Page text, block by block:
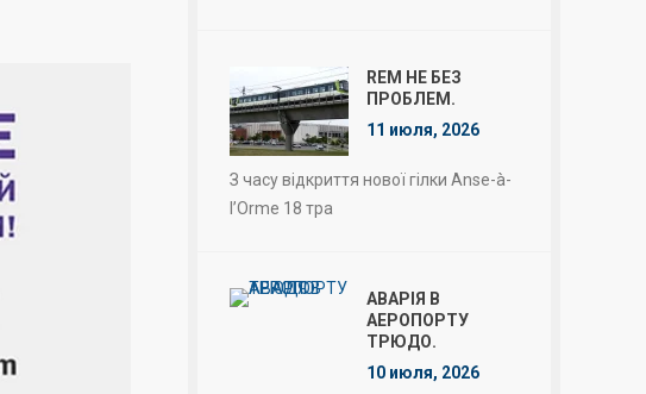
REM НЕ БЕЗ
ПРОБЛЕМ.
11 июля, 2026
З часу відкриття нової гілки Anse-à-
l’Orme 18 тра
АВАРІЯ В
АЕРОПОРТУ
ТРЮДО.
10 июля, 2026